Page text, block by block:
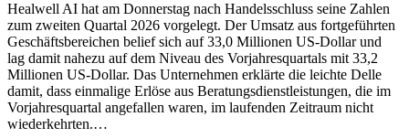
Healwell AI hat am Donnerstag nach Handelsschluss seine Zahlen
zum zweiten Quartal 2026 vorgelegt. Der Umsatz aus fortgeführten
Geschäftsbereichen belief sich auf 33,0 Millionen US-Dollar und
lag damit nahezu auf dem Niveau des Vorjahresquartals mit 33,2
Millionen US-Dollar. Das Unternehmen erklärte die leichte Delle
damit, dass einmalige Erlöse aus Beratungsdienstleistungen, die im
Vorjahresquartal angefallen waren, im laufenden Zeitraum nicht
wiederkehrten.…